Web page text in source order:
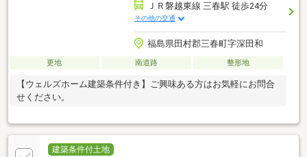
ＪＲ磐越東線 三春駅 徒歩24分
その他の交通
福島県田村郡三春町字深田和
更地 南道路 整形地
【ウェルズホーム建築条件付き】ご興味ある方はお気軽にお問合
せください。
建築条件付土地